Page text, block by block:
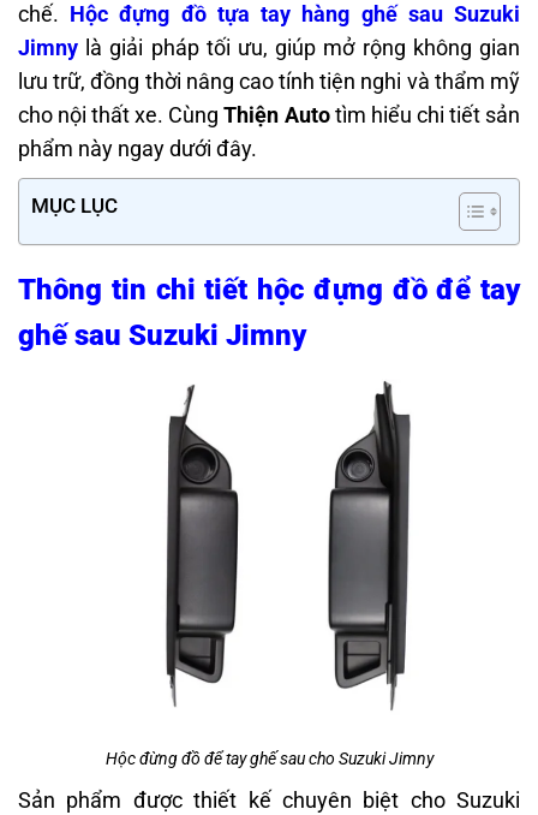
chế. Hộc đựng đồ tựa tay hàng ghế sau Suzuki
Jimny là giải pháp tối ưu, giúp mở rộng không gian
lưu trữ, đồng thời nâng cao tính tiện nghi và thẩm mỹ
cho nội thất xe. CùngThiện Autotìm hiểu chi tiết sản
phẩm này ngay dưới đây.
MỤC LỤC
Thông tin chi tiết hộc đựng đồ để tay
ghế sau Suzuki Jimny
Hộc đừng đồ để tay ghế sau cho Suzuki Jimny
Sản phẩm được thiết kế chuyên biệt cho Suzuki